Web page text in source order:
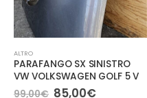
ALTRO
PARAFANGO SX SINISTRO
VW VOLKSWAGEN GOLF 5 V
99,00€ Il
85,00€Il